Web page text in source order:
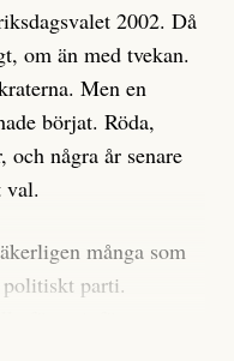
Det som läsaren
sina politiska åsikter
innehåll på sina
inte förstår sig
tydligen finns
säger saker som
på personen,
för att hänga ut
2002. Då
om än med tvekan.
Men en
börjat. Röda,
och några år senare
val.
många som
parti.